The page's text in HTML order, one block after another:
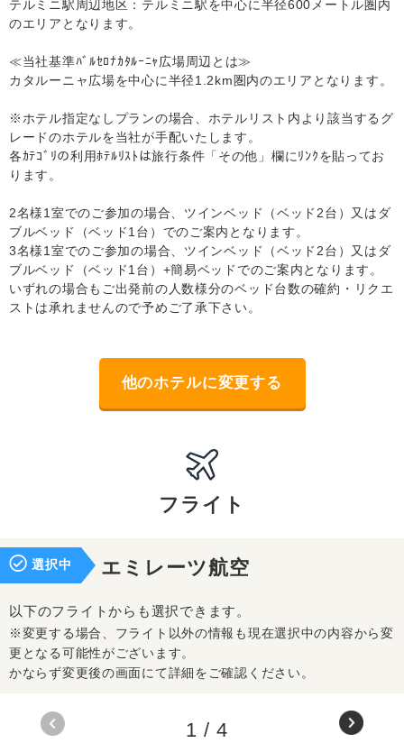
テルミニ駅周辺地区：テルミニ駅を中心に半径600メートル圏内
のエリアとなります。
≪当社基準ﾊﾞﾙｾﾛﾅｶﾀﾙｰﾆｬ広場周辺とは≫
カタルーニャ広場を中心に半径1.2km圏内のエリアとなります。
※ホテル指定なしプランの場合、ホテルリスト内より該当するグ
レードのホテルを当社が手配いたします。
各ｶﾃｺﾞﾘの利用ﾎﾃﾙﾘｽﾄは旅行条件「その他」欄にﾘﾝｸを貼ってお
ります。
2名様1室でのご参加の場合、ツインベッド（ベッド2台）又はダ
ブルベッド（ベッド1台）でのご案内となります。
3名様1室でのご参加の場合、ツインベッド（ベッド2台）又はダ
ブルベッド（ベッド1台）+簡易ベッドでのご案内となります。
いずれの場合もご出発前の人数様分のベッド台数の確約・リクエ
ストは承れませんので予めご了承下さい。
他のホテルに変更する
フライト
選択中 エミレーツ航空
以下のフライトからも選択できます。
※変更する場合、フライト以外の情報も現在選択中の内容から変
更となる可能性がございます。
かならず変更後の画面にて詳細をご確認ください。
1 /4